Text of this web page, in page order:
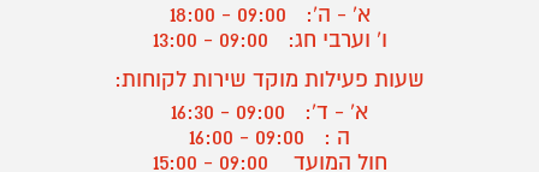
א' - ה':
09:00 - 18:00
ו' וערבי חג:
09:00 - 13:00
שעות פעילות מוקד שירות לקוחות:
א' - ד':
09:00 - 16:30
ה :
09:00 - 16:00
חול המועד